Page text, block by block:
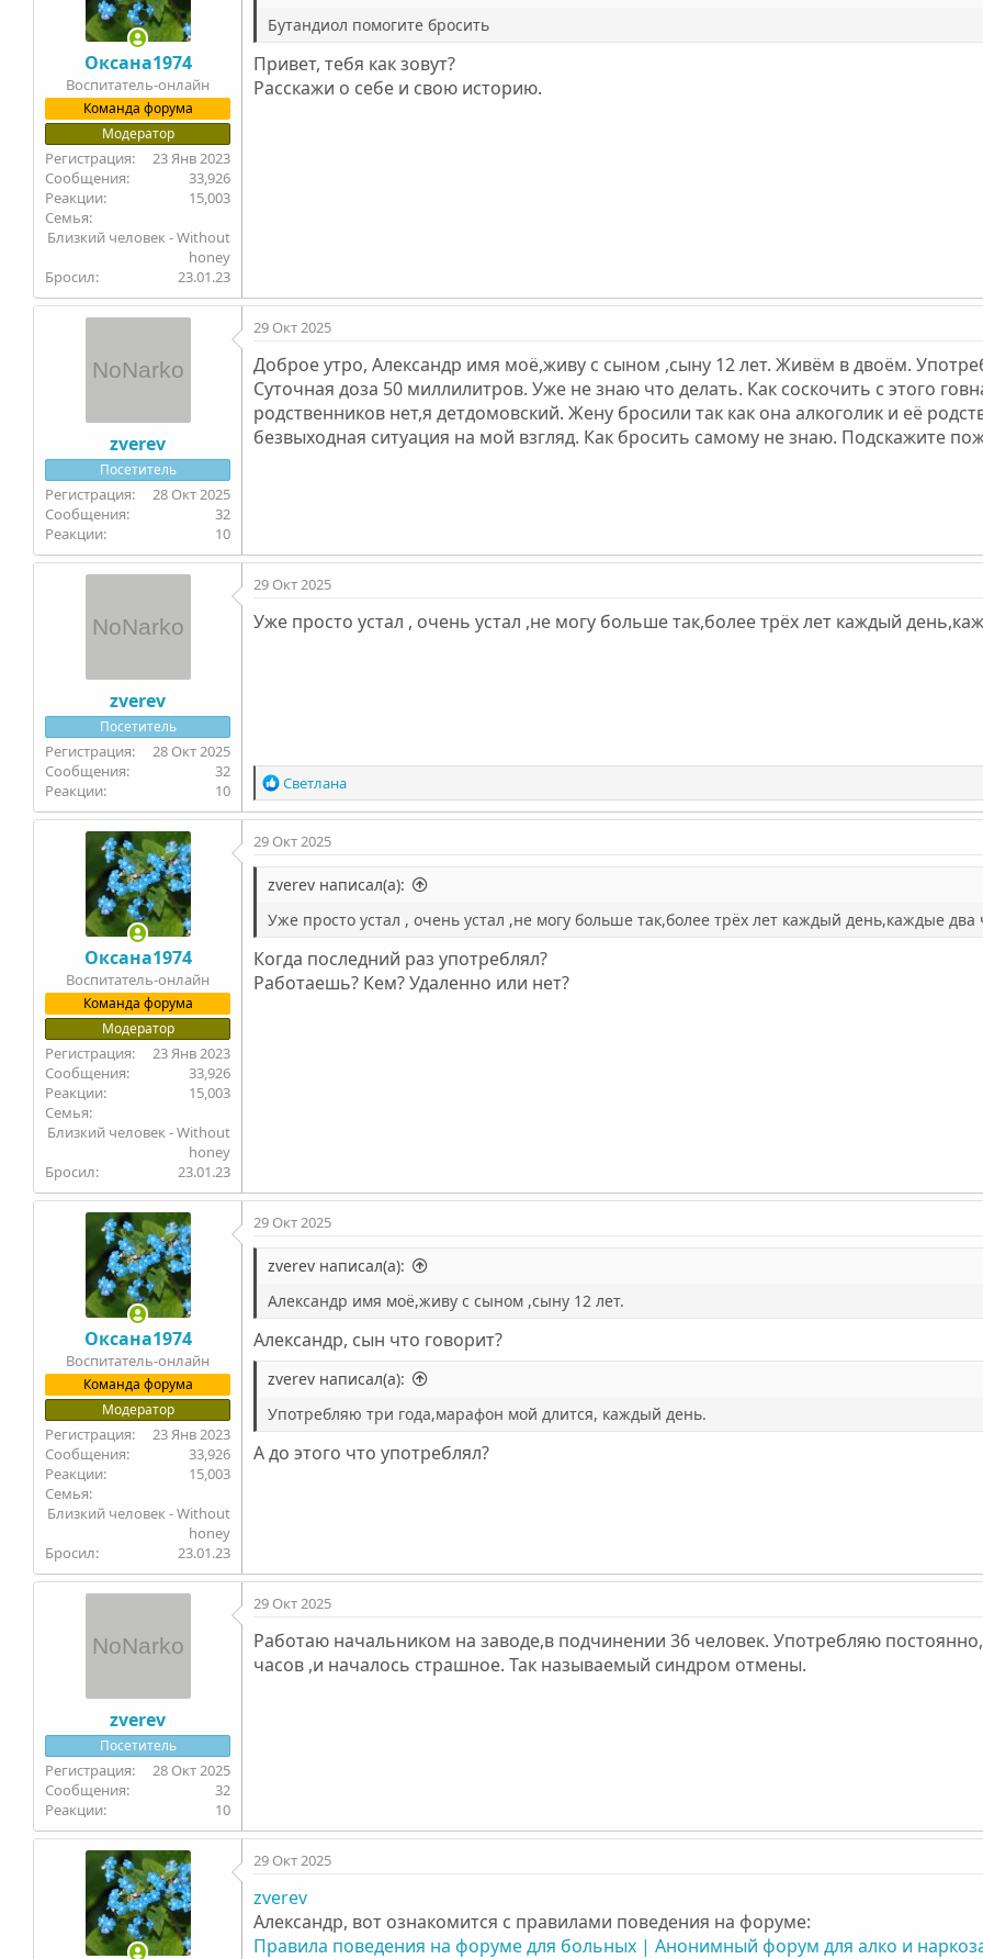
:
Оксана1974
Воспитатель-онлайн
Команда форума
Модератор
23 Янв 2023
33,926
15,003
Семья
Близкий человек - Without
honey
Бросил
23.01.23
Бутандиол помогите бросить
Привет, тебя как зовут?
Расскажи о себе и свою историю.
zverev
Посетитель
28 Окт 2025
32
10
29 Окт 2025
Доброе утро, Александр имя моё,живу с сыном ,сыну 12 лет. Живём в двоём.
Суточная доза 50 миллилитров. Уже не знаю что делать. Как соскочить с этого
родственников нет,я детдомовский. Жену бросили так как она алкоголик и её
безвыходная ситуация на мой взгляд. Как бросить самому не знаю. Подскажите
zverev
Посетитель
28 Окт 2025
32
10
29 Окт 2025
Уже просто устал , очень устал ,не могу больше так,более трёх лет каждый
Р
е
а
к
и
:
Светлана
Оксана1974
Воспитатель-онлайн
Команда форума
Модератор
23 Янв 2023
33,926
15,003
Семья
Близкий человек - Without
honey
Бросил
23.01.23
29 Окт 2025
zverev написал(а):
Уже просто устал , очень устал ,не могу больше так,более трёх лет каждый день,каждые два
Когда последний раз употреблял?
Работаешь? Кем? Удаленно или нет?
Оксана1974
Воспитатель-онлайн
Команда форума
Модератор
23 Янв 2023
33,926
15,003
Семья
Близкий человек - Without
honey
Бросил
23.01.23
29 Окт 2025
zverev написал(а):
Александр имя моё,живу с сыном ,сыну 12 лет.
Александр, сын что говорит?
zverev написал(а):
Употребляю три года,марафон мой длится, каждый день.
А до этого что употреблял?
zverev
Посетитель
28 Окт 2025
32
10
29 Окт 2025
Работаю начальником на заводе,в подчинении 36 человек. Употребляю
часов ,и началось страшное. Так называемый синдром отмены.
29 Окт 2025
zverev
Александр, вот ознакомится с правилами поведения на форуме:
Правила поведения на форуме для больных | Анонимный форум для алко и